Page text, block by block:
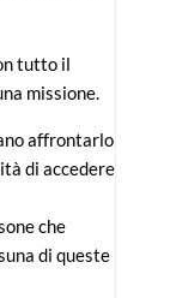
tutto il
missione.
affrontarlo
di accedere
che
di queste